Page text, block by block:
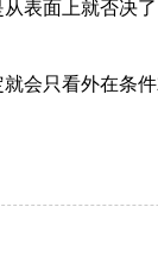
面上就否决了
只看外在条